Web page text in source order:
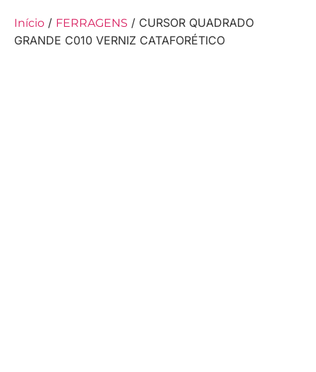
Início / FERRAGENS / CURSOR QUADRADO
GRANDE C010 VERNIZ CATAFORÉTICO